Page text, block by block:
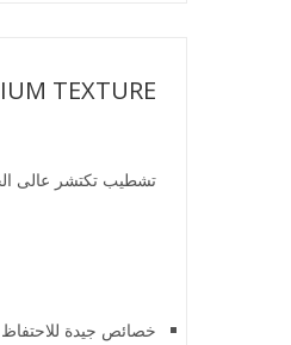
TEXTURE
تشطيب تكتشر عالى
خصائص جيدة للاحتفاظ